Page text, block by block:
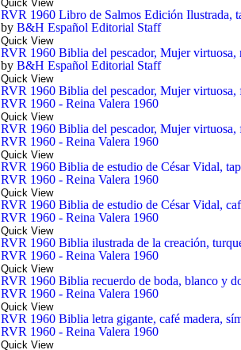
Quick View
RVR 1960 Libro de Salmos Edición Ilustrada,
by B&H Español Editorial Staff
Quick View
RVR 1960 Biblia del pescador, Mujer virtuosa,
by B&H Español Editorial Staff
Quick View
RVR 1960 Biblia del pescador, Mujer
RVR 1960 - Reina Valera 1960
Quick View
RVR 1960 Biblia del pescador, Mujer
RVR 1960 - Reina Valera 1960
Quick View
RVR 1960 Biblia de estudio de César Vidal,
RVR 1960 - Reina Valera 1960
Quick View
RVR 1960 Biblia de estudio de César Vidal,
RVR 1960 - Reina Valera 1960
Quick View
RVR 1960 Biblia ilustrada de la creación,
RVR 1960 - Reina Valera 1960
Quick View
RVR 1960 Biblia recuerdo de boda, blanco y
RVR 1960 - Reina Valera 1960
Quick View
RVR 1960 Biblia letra gigante, café madera,
RVR 1960 - Reina Valera 1960
Quick View